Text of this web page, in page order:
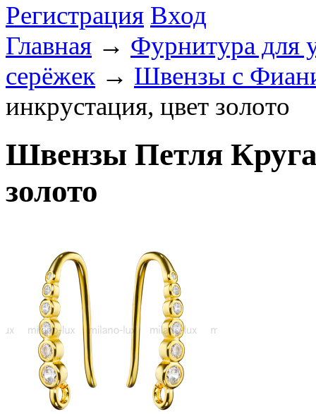
Регистрация Вход
Главная → Фурнитура для
серёжек → Швензы с
инкрустация, цвет золото
Швензы Петля
золото